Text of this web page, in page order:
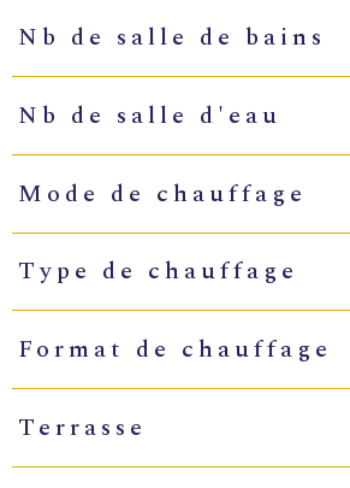
Nb de salle de bains
Nb de salle d'eau
Mode de chauffage
Type de chauffage
Format de chauffage
Terrasse